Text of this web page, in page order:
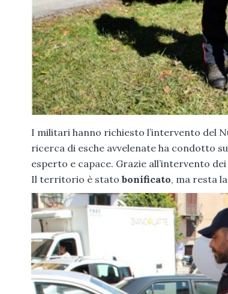
I militari hanno richiesto l’intervento del
ricerca di esche avvelenate ha condotto
esperto e capace. Grazie all’intervento
Il territorio è stato bonificato, ma resta